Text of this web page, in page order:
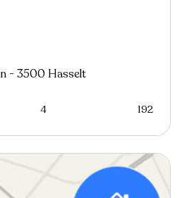
- 3500 Hasselt
4 192